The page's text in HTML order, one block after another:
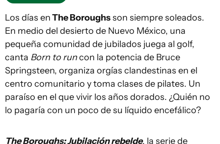
Los días enThe Boroughsson siempre soleados.
En medio del desierto de Nuevo México, una
pequeña comunidad de jubilados juega al golf,
canta Born to runcon la potencia de Bruce
Springsteen, organiza orgías clandestinas en el
centro comunitario y toma clases de pilates. Un
paraíso en el que vivir los años dorados. ¿Quién no
lo pagaría con un poco de su líquido encefálico?
The Boroughs: Jubilación rebelde, la serie de